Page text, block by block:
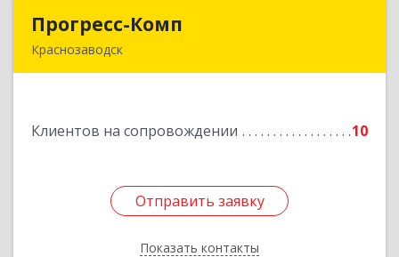
Прогресс-Комп
Краснозаводск
Клиентов на сопровождении 10
Отправить заявку
Показать контакты
Подробнее
Отправить заявку
Назад